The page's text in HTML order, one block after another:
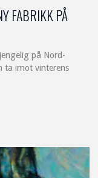
FABRIKK PÅ
på Nord-
ta imot vinterens